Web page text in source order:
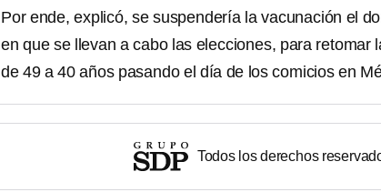
Por ende, explicó, se suspendería la vacunación el
en que se llevan a cabo las elecciones, para retomar
de 49 a 40 años pasando el día de los comicios en
Todos los derechos